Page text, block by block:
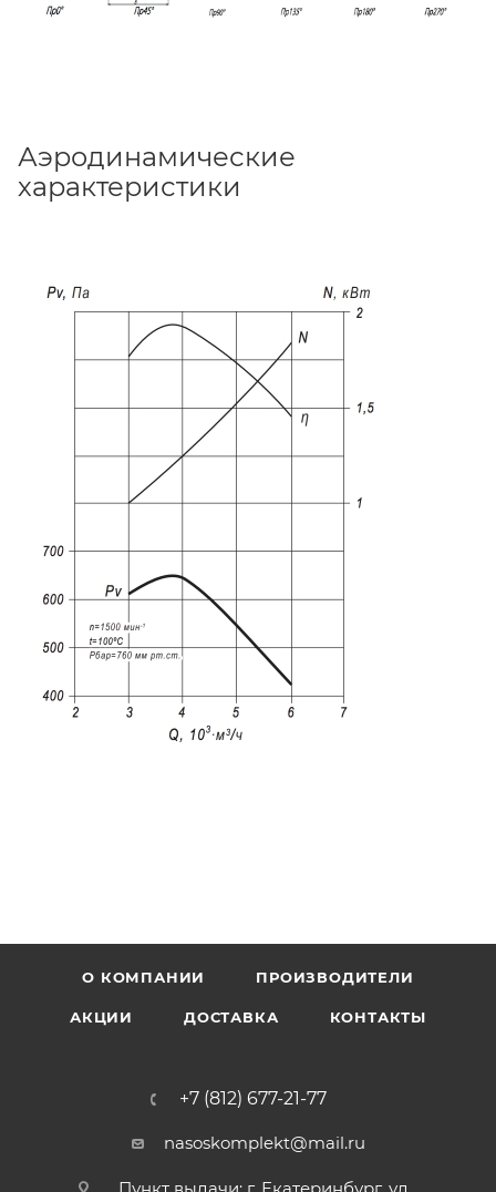
Аэродинамические
характеристики
О КОМПАНИИ ПРОИЗВОДИТЕЛИ
АКЦИИ ДОСТАВКА КОНТАКТЫ
+7 (812) 677-21-77
nasoskomplekt@mail.ru